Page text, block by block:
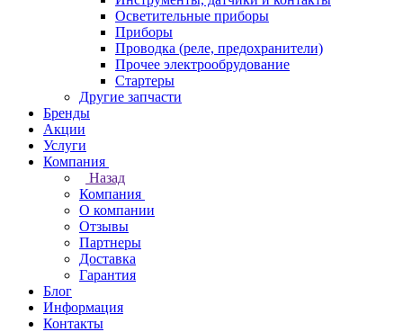
Осветительные приборы
Приборы
Проводка (реле, предохранители)
Прочее электрообрудование
Стартеры
Другие запчасти
Бренды
Акции
Услуги
Компания
Назад
Компания
О компании
Отзывы
Партнеры
Доставка
Гарантия
Блог
Информация
Контакты